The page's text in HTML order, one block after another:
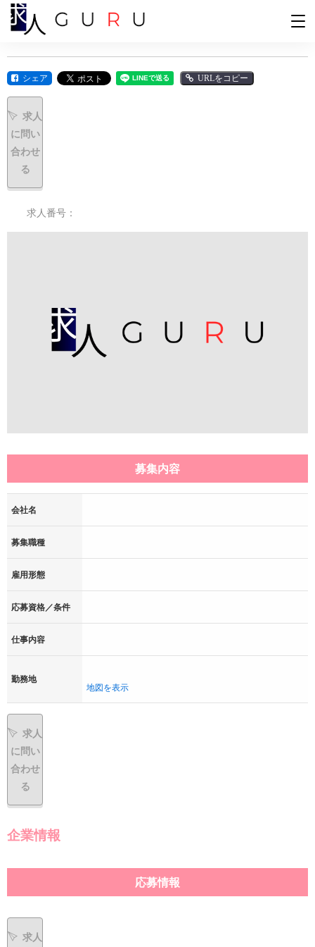
シェア URLをコピー
求人
に問い
合わせ
る
求人番号：
募集内容
会社名
募集職種
雇用形態
応募資格／条件
仕事内容
勤務地
地図を表示
求人
に問い
合わせ
る
企業情報
応募情報
求人